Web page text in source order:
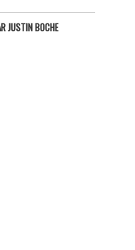
JUSTIN BOCHE